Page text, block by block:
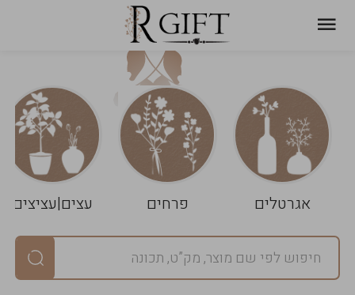
אגרטלים פרחים עצים|עציצים
עגלת
שלך
ניקוי
הסל
במארז